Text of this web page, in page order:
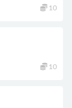
10
10